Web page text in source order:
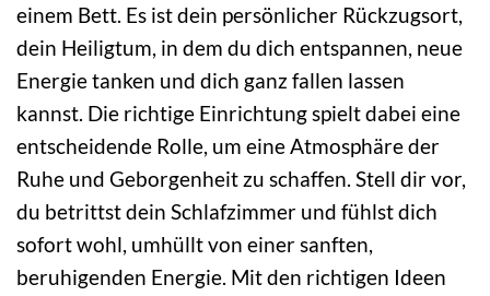
einem Bett. Es ist dein persönlicher Rückzugsort,
dein Heiligtum, in dem du dich entspannen, neue
Energie tanken und dich ganz fallen lassen
kannst. Die richtige Einrichtung spielt dabei eine
entscheidende Rolle, um eine Atmosphäre der
Ruhe und Geborgenheit zu schaffen. Stell dir vor,
du betrittst dein Schlafzimmer und fühlst dich
sofort wohl, umhüllt von einer sanften,
beruhigenden Energie. Mit den richtigen Ideen